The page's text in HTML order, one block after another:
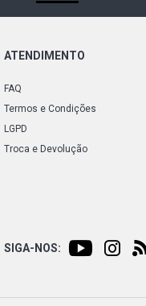
ATENDIMENTO
FAQ
Termos e Condições
LGPD
Troca e Devolução
SIGA-NOS: